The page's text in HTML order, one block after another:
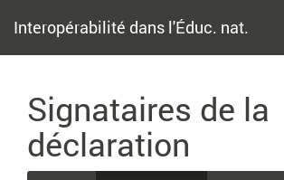
Interopérabilité dans l'Éduc. nat.
Signataires de la
déclaration